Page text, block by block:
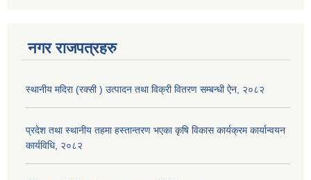
नगर राजपत्रहरु
स्थानीय मदिरा (रक्सी ) उत्पादन तथा विक्री वितरण सम्बन्धी ऐन, २०८२
प्रदेश तथा स्थानीय तहमा हस्तान्तरण भएका कृषि विकास कार्यक्रम कार्यान्वयन
कार्यविधि, २०८२